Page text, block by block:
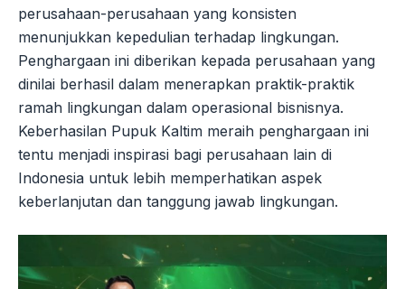
perusahaan-perusahaan yang konsisten
menunjukkan kepedulian terhadap lingkungan.
Penghargaan ini diberikan kepada perusahaan yang
dinilai berhasil dalam menerapkan praktik-praktik
ramah lingkungan dalam operasional bisnisnya.
Keberhasilan Pupuk Kaltim meraih penghargaan ini
tentu menjadi inspirasi bagi perusahaan lain di
Indonesia untuk lebih memperhatikan aspek
keberlanjutan dan tanggung jawab lingkungan.